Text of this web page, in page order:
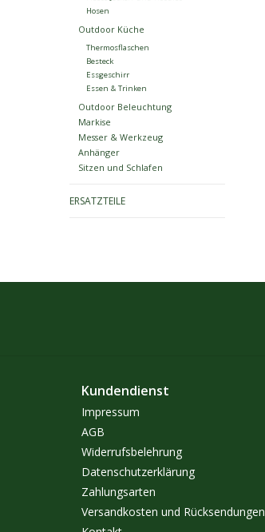
Hosen
Outdoor Küche
Thermosflaschen
Besteck
Essgeschirr
Essen & Trinken
Outdoor Beleuchtung
Markise
Messer & Werkzeug
Anhänger
Sitzen und Schlafen
ERSATZTEILE
Kundendienst
Impressum
AGB
Widerrufsbelehrung
Datenschutzerklärung
Zahlungsarten
Versandkosten und Rücksendungen